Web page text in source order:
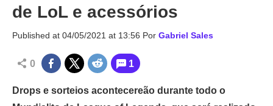
de LoL e acessórios
Published at 04/05/2021 at 13:56 Por Gabriel Sales
0 1
Drops e sorteios acontecereão durante todo o